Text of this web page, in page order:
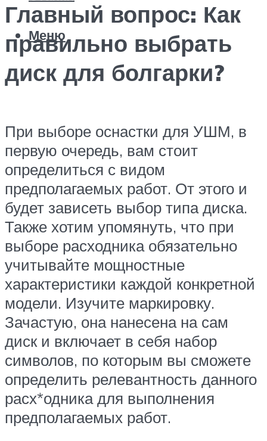
Меню
Главный вопрос: Как
правильно выбрать
диск для болгарки?
При выборе оснастки для УШМ, в
первую очередь, вам стоит
определиться с видом
предполагаемых работ. От этого и
будет зависеть выбор типа диска.
Также хотим упомянуть, что при
выборе расходника обязательно
учитывайте мощностные
характеристики каждой конкретной
модели. Изучите маркировку.
Зачастую, она нанесена на сам
диск и включает в себя набор
символов, по которым вы сможете
определить релевантность данного
расх*одника для выполнения
предполагаемых работ.